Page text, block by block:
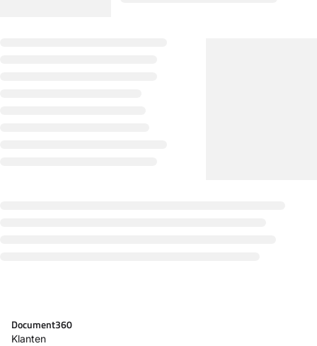
Document360
Klanten